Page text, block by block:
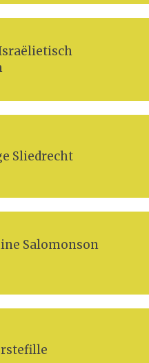
Sliedrecht
Salomonson